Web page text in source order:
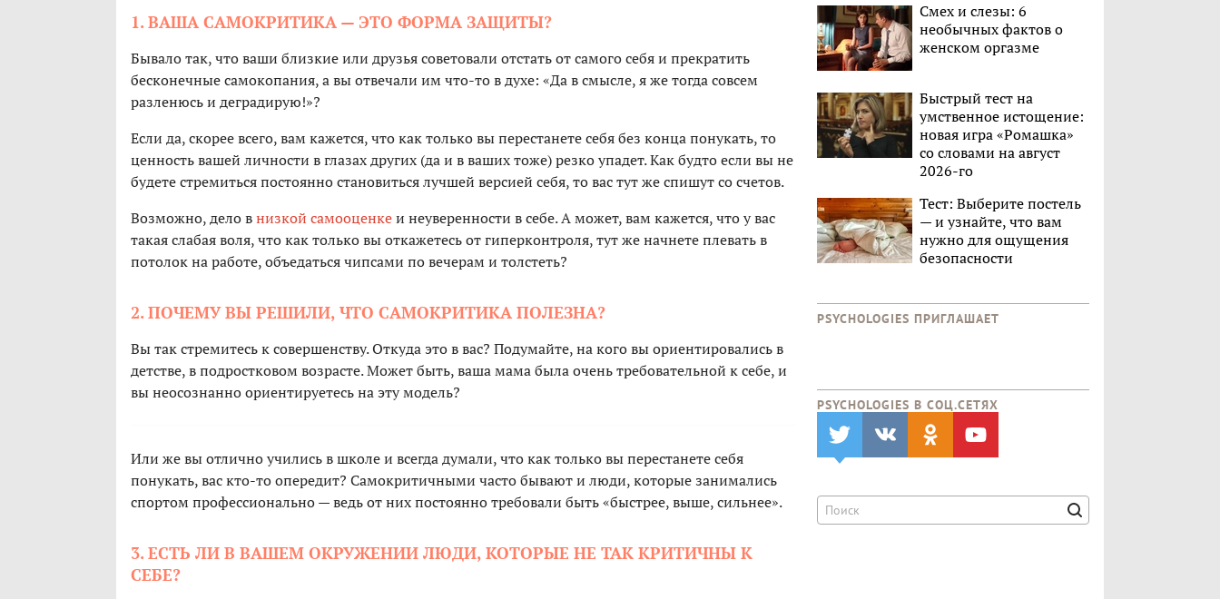
1. ВАША САМОКРИТИКА — ЭТО ФОРМА ЗАЩИТЫ?
Бывало так, что ваши близкие или друзья советовали отстать от самого себя и прекратить
бесконечные самокопания, а вы отвечали им что-то в духе: «Да в смысле, я же тогда совсем
разленюсь и деградирую!»?
Если да, скорее всего, вам кажется, что как только вы перестанете себя без конца понукать, то
ценность вашей личности в глазах других (да и в ваших тоже) резко упадет. Как будто если вы не
будете стремиться постоянно становиться лучшей версией себя, то вас тут же спишут со счетов.
Возможно, дело внизкой самооценкеи неуверенности в себе. А может, вам кажется, что у вас
такая слабая воля, что как только вы откажетесь от гиперконтроля, тут же начнете плевать в
потолок на работе, объедаться чипсами по вечерам и толстеть?
2. ПОЧЕМУ ВЫ РЕШИЛИ, ЧТО САМОКРИТИКА ПОЛЕЗНА?
Вы так стремитесь к совершенству. Откуда это в вас? Подумайте, на кого вы ориентировались в
детстве, в подростковом возрасте. Может быть, ваша мама была очень требовательной к себе, и
вы неосознанно ориентируетесь на эту модель?
Или же вы отлично учились в школе и всегда думали, что как только вы перестанете себя
понукать, вас кто-то опередит? Самокритичными часто бывают и люди, которые занимались
спортом профессионально — ведь от них постоянно требовали быть «быстрее, выше, сильнее».
3. ЕСТЬ ЛИ В ВАШЕМ ОКРУЖЕНИИ ЛЮДИ, КОТОРЫЕ НЕ ТАК КРИТИЧНЫ К
СЕБЕ?
Смех и слезы: 6
необычных фактов о
женском оргазме
Быстрый тест на
умственное истощение:
новая игра «Ромашка»
со словами на август
2026-го
Тест: Выберите постель
— и узнайте, что вам
нужно для ощущения
безопасности
PSYCHOLOGIES ПРИГЛАШАЕТ
PSYCHOLOGIES В CОЦ.СЕТЯХ